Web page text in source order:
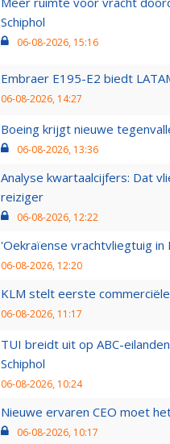
Schiphol
06-08-2026, 15:16
Embraer E195-E2 biedt
06-08-2026, 14:27
Boeing krijgt nieuwe
06-08-2026, 13:36
Analyse kwartaalcijfers: Dat
reiziger
06-08-2026, 12:22
'Oekraïense vrachtvliegtuig
06-08-2026, 12:20
KLM stelt eerste
06-08-2026, 11:17
TUI breidt uit op ABC-
Schiphol
06-08-2026, 10:24
Nieuwe ervaren CEO moet
06-08-2026, 10:17